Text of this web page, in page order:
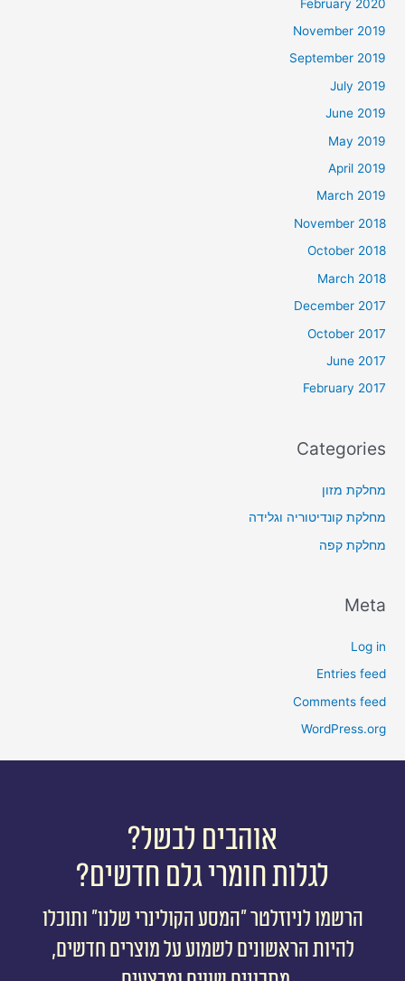
February 2020
November 2019
September 2019
July 2019
June 2019
May 2019
April 2019
March 2019
November 2018
October 2018
March 2018
December 2017
October 2017
June 2017
February 2017
Categories
מחלקת מזון
מחלקת קונדיטוריה וגלידה
מחלקת קפה
Meta
Log in
Entries feed
Comments feed
WordPress.org
אוהבים לבשל?
לגלות חומרי גלם חדשים?
הרשמו לניוזלטר ״המסע הקולינרי שלנו״ ותוכלו
להיות הראשונים לשמוע על מוצרים חדשים,